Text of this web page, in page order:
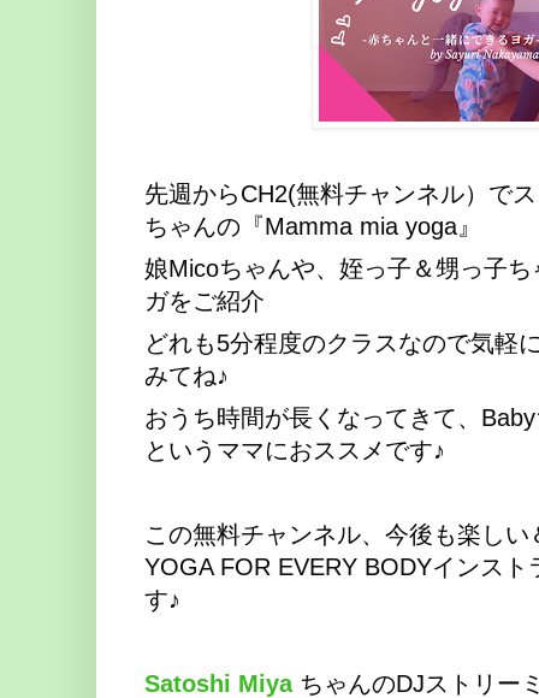
先週からCH2(無料チャンネル）で
ちゃんの『Mamma mia yoga』
娘Micoちゃんや、姪っ子＆甥っ子
ガをご紹介
どれも5分程度のクラスなので気軽
みてね♪
おうち時間が長くなってきて、
というママにおススメです♪
この無料チャンネル、今後も楽し
YOGA FOR EVERY BODYインス
す♪
Satoshi Miya ちゃんのDJストリー